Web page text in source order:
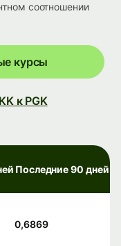
соотношении
курсы
к PGK
Последние 90 дней
0,6869